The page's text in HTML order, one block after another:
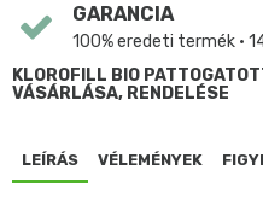
GARANCIA
100% eredeti termék •
KLOROFILL BIO
VÁSÁRLÁSA, RENDELÉSE
LEÍRÁS VÉLEMÉNYEK